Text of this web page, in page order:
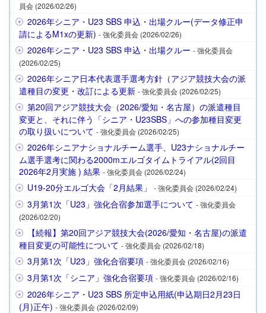
員会 (2026/02/26)
2026年シニア・U23 SBS 申込・出場クルー(データ修正申
請によるM1xの更新) - 強化委員会 (2026/02/26)
2026年シニア・U23 SBS 申込・出場クルー - 強化委員会
(2026/02/25)
2026年シニア日本代表選手選考方針（アジア競技大会の派
遣種目の変更・改訂による更新 - 強化委員会 (2026/02/25)
第20回アジア競技大会（2026/愛知・名古屋）の派遣種目
変更と、それに伴う「シニア・U23SBS」への参加種目変更
の取り扱いについて - 強化委員会 (2026/02/25)
2026年シニアナショナルチーム選手、U23ナショナルチー
ム選手選考に関わる2000mエルゴタイムトライアル(2回目
2026年2月実施 ) 結果 - 強化委員会 (2026/02/24)
U19-20分エルゴ大会「2月結果」 - 強化委員会 (2026/02/24)
3月第1次「U23」強化合宿参加選手について - 強化委員会
(2026/02/20)
【続報】第20回アジア競技大会(2026/愛知・名古屋)の派遣
種目変更の可能性について - 強化委員会 (2026/02/18)
3月第1次「U23」強化合宿要項 - 強化委員会 (2026/02/16)
3月第1次「シニア」強化合宿要項 - 強化委員会 (2026/02/16)
2026年シニア・U23 SBS 所定申込用紙(申込期日2月23日
(月)正午) - 強化委員会 (2026/02/09)